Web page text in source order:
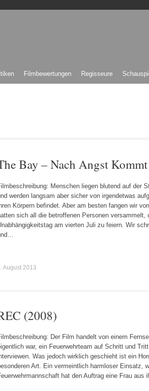
Filmbewertungen Regisseure
Bay – Nach Angst
Menschen liegen blutend auf der
werden langsam aber sicher von irgendetwas
Körpern befindet. Aber am besten fangen wir
sich all die betroffenen Personen versammelt,
am vierten Juli zu feiern. Wir
August 2013
(2008)
Der Film handelt von einem
war, ein Feuerwehrteam auf Schritt und
Was jedoch wirklich geschieht ist ein
Art. Ein vermeintlich harmloser Einsatz,
hat den Auftrag eine Frau